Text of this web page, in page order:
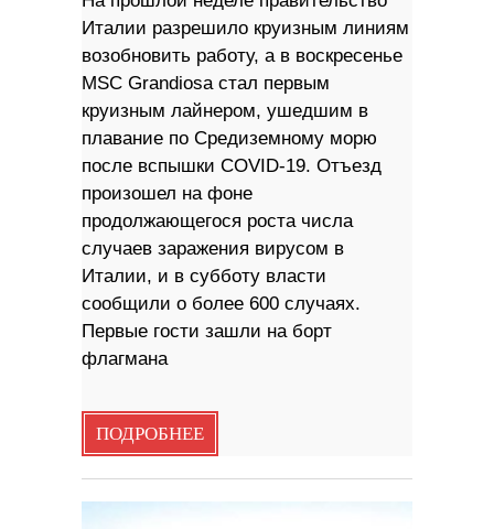
Италии разрешило круизным линиям
возобновить работу, а в воскресенье
MSC Grandiosa стал первым
круизным лайнером, ушедшим в
плавание по Средиземному морю
после вспышки COVID-19. Отъезд
произошел на фоне
продолжающегося роста числа
случаев заражения вирусом в
Италии, и в субботу власти
сообщили о более 600 случаях.
Первые гости зашли на борт
флагмана
ПОДРОБНЕЕ